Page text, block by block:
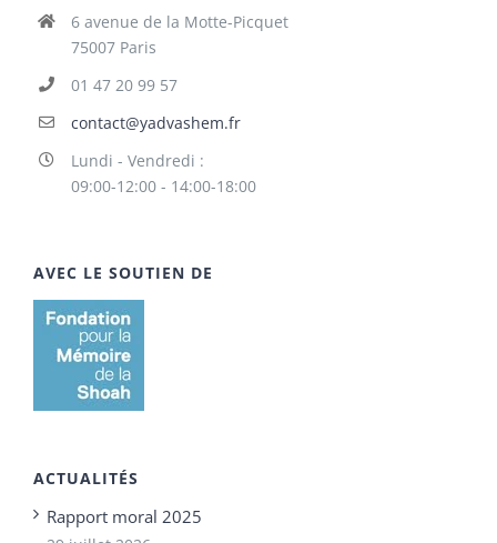
6 avenue de la Motte-Picquet
75007 Paris
01 47 20 99 57
contact@yadvashem.fr
Lundi - Vendredi :
09:00-12:00 - 14:00-18:00
AVEC LE SOUTIEN DE
ACTUALITÉS
Rapport moral 2025